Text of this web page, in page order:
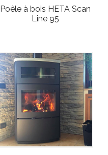
Poêle à bois HETA Scan
Line 95